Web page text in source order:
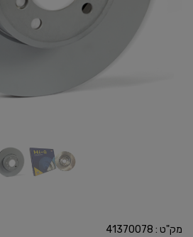
מק"ט : 41370078